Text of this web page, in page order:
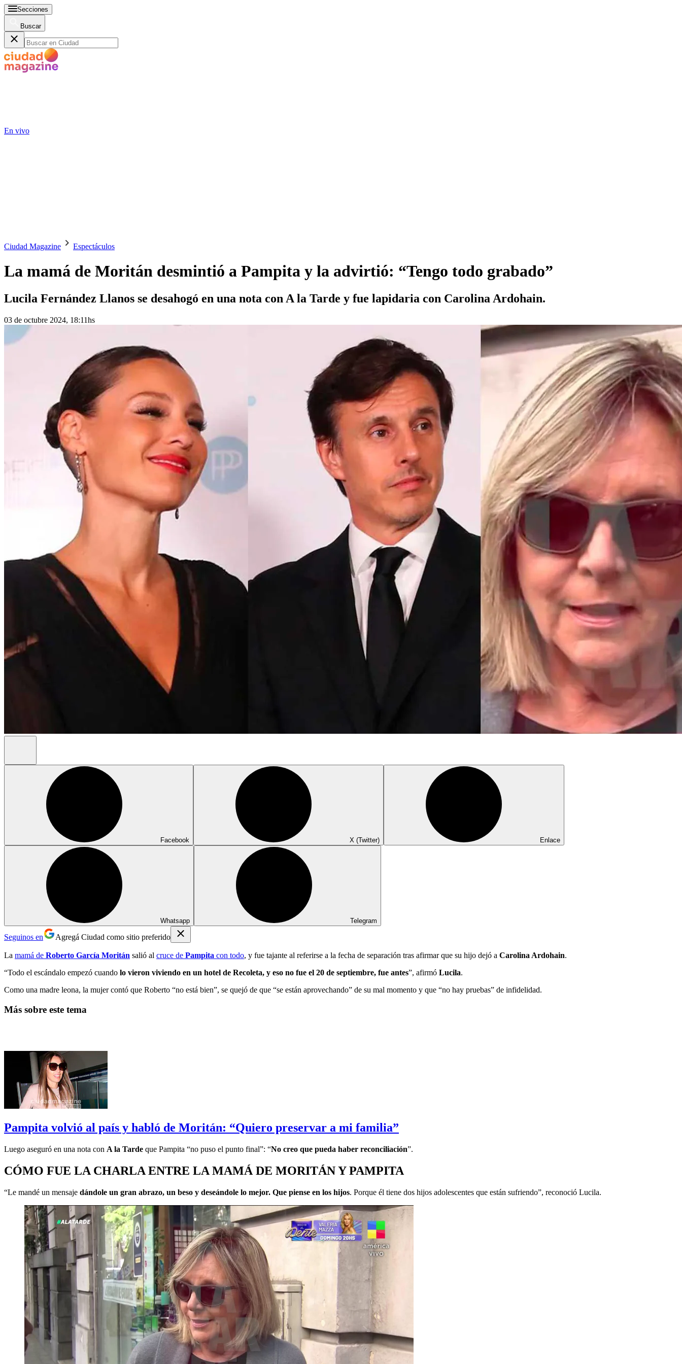
Secciones
Buscar
En vivo
Ciudad Magazine Espectáculos
La mamá de Moritán desmintió a Pampita y la advirtió: “Tengo todo grabado”
Lucila Fernández Llanos se desahogó en una nota con A la Tarde y fue lapidaria con Carolina Ardohain.
03 de octubre 2024, 18:11hs
Facebook X (Twitter) Enlace
Whatsapp Telegram
Seguinos en Agregá Ciudad como sitio preferido
La mamá de Roberto García Moritán salió al cruce de Pampita con todo, y fue tajante al referirse a la fecha de separación tras afirmar que su hijo dejó a Carolina Ardohain.
“Todo el escándalo empezó cuando lo vieron viviendo en un hotel de Recoleta, y eso no fue el 20 de septiembre, fue antes”, afirmó Lucila.
Como una madre leona, la mujer contó que Roberto “no está bien”, se quejó de que “se están aprovechando” de su mal momento y que “no hay pruebas” de infidelidad.
Más sobre este tema
Pampita volvió al país y habló de Moritán: “Quiero preservar a mi familia”
Luego aseguró en una nota con A la Tarde que Pampita “no puso el punto final”: “No creo que pueda haber reconciliación”.
CÓMO FUE LA CHARLA ENTRE LA MAMÁ DE MORITÁN Y PAMPITA
“Le mandé un mensaje dándole un gran abrazo, un beso y deseándole lo mejor. Que piense en los hijos. Porque él tiene dos hijos adolescentes que están sufriendo”, reconoció Lucila.